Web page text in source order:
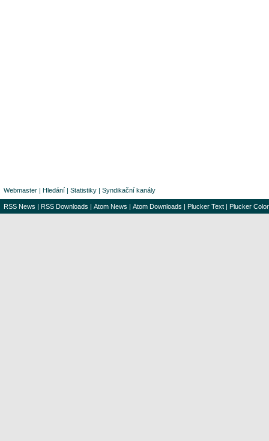
Webmaster | Hledání | Statistiky | Syndikační kanály
RSS News | RSS Downloads | Atom News | Atom Downloads | Plucker Text | Plucker Color